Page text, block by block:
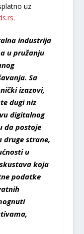
uz
.
industrija
u pružanju
Sa
izazovi,
dugi niz
digitalnog
da postoje
druge strane,
u
koja
podatke